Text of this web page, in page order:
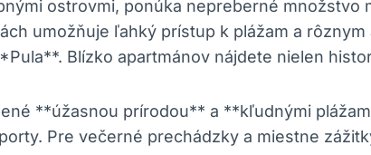
ostrovmi, ponúka nepreberné
umožňuje ľahký prístup k plážam a
Blízko apartmánov nájdete nielen
**úžasnou prírodou** a **kľudnými
Pre večerné prechádzky a miestne